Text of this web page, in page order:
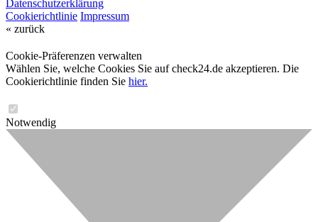
Datenschutzerklärung
Cookierichtlinie Impressum
« zurück
Cookie-Präferenzen verwalten
Wählen Sie, welche Cookies Sie auf check24.de akzeptieren. Die
Cookierichtlinie finden Sie hier.
Notwendig